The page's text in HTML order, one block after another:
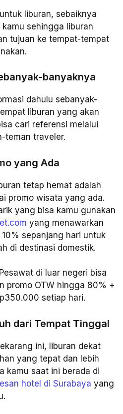
liburan, sebaiknya
sehingga liburan
tujuan ke tempat-tempat
banyaknya
dahulu sebanyak-
liburan yang akan
cari referensi melalui
teman traveler.
yang Ada
tetap hemat adalah
promo wisata yang ada.
yang bisa kamu gunakan
yang menawarkan
sepanjang hari untuk
di destinasi domestik.
di luar negeri bisa
promo OTW hingga 80% +
setiap hari.
dari Tempat Tinggal
ini, liburan dekat
yang tepat dan lebih
kamu saat ini berada di
hotel di Surabaya yang